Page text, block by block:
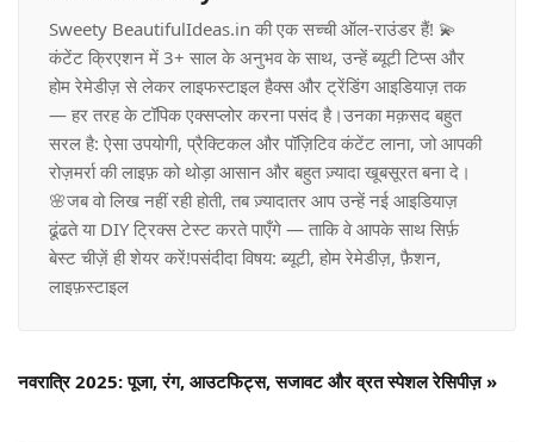
Sweety BeautifulIdeas.in की एक सच्ची ऑल-राउंडर हैं! 💫
कंटेंट क्रिएशन में 3+ साल के अनुभव के साथ, उन्हें ब्यूटी टिप्स और
होम रेमेडीज़ से लेकर लाइफस्टाइल हैक्स और ट्रेंडिंग आइडियाज़ तक
— हर तरह के टॉपिक एक्सप्लोर करना पसंद है।उनका मक़सद बहुत
सरल है: ऐसा उपयोगी, प्रैक्टिकल और पॉज़िटिव कंटेंट लाना, जो आपकी
रोज़मर्रा की लाइफ़ को थोड़ा आसान और बहुत ज़्यादा खूबसूरत बना दे।
🌸जब वो लिख नहीं रही होती, तब ज़्यादातर आप उन्हें नई आइडियाज़
ढूंढते या DIY ट्रिक्स टेस्ट करते पाएँगे — ताकि वे आपके साथ सिर्फ़
बेस्ट चीज़ें ही शेयर करें!पसंदीदा विषय: ब्यूटी, होम रेमेडीज़, फ़ैशन,
लाइफ़स्टाइल
नवरात्रि 2025: पूजा, रंग, आउटफिट्स, सजावट और व्रत स्पेशल रेसिपीज़»